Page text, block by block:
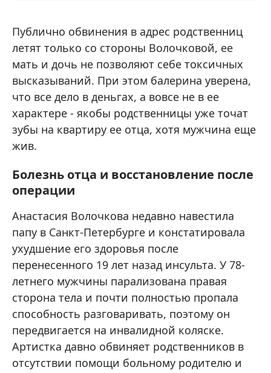
Публично обвинения в адрес родственниц
летят только со стороны Волочковой, ее
мать и дочь не позволяют себе токсичных
высказываний. При этом балерина уверена,
что все дело в деньгах, а вовсе не в ее
характере - якобы родственницы уже точат
зубы на квартиру ее отца, хотя мужчина еще
жив.
Болезнь отца и восстановление после
операции
Анастасия Волочкова недавно навестила
папу в Санкт-Петербурге и констатировала
ухудшение его здоровья после
перенесенного 19 лет назад инсульта. У 78-
летнего мужчины парализована правая
сторона тела и почти полностью пропала
способность разговаривать, поэтому он
передвигается на инвалидной коляске.
Артистка давно обвиняет родственников в
отсутствии помощи больному родителю и